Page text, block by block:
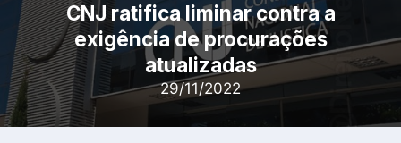
CNJ ratifica liminar contra a
exigência de procurações
atualizadas
29/11/2022